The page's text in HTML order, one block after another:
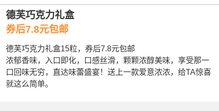
德芙巧克力礼盒
券后7.8元包邮
德芙巧克力礼盒15粒，券后7.8元包邮
浓郁香味，入口即化，口感丝滑，颗颗浓醇美味，享受那一
口回味无穷，直达味蕾盛宴！送上一款爱意浓浓，给TA惊喜
就这么简单。